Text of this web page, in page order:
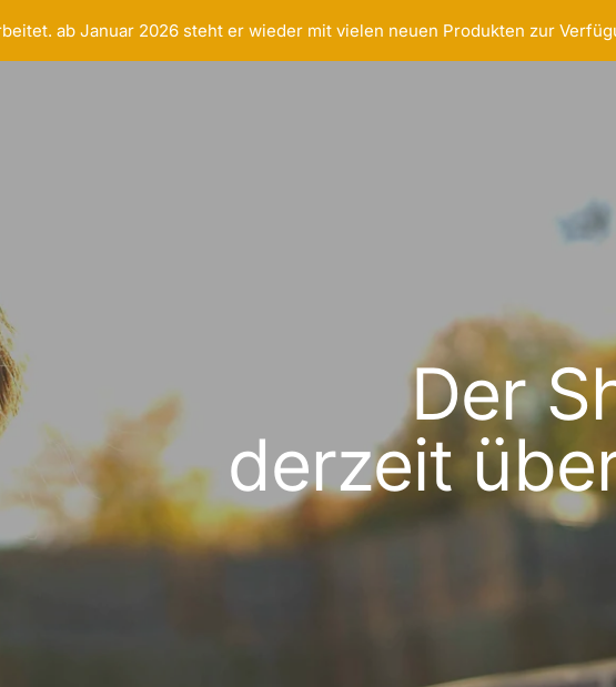
ab Januar 2026 steht er wieder mit vielen neuen Produkten zur
Der
derzeit